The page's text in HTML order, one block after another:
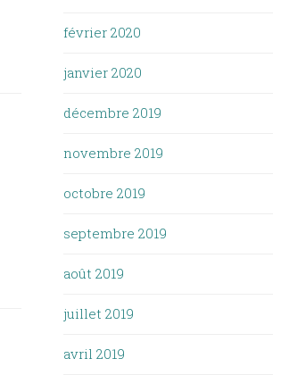
février 2020
janvier 2020
décembre 2019
novembre 2019
octobre 2019
septembre 2019
août 2019
juillet 2019
avril 2019